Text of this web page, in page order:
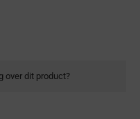
over dit product?